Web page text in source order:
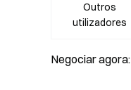
Outros
utilizadores
Negociar agora: